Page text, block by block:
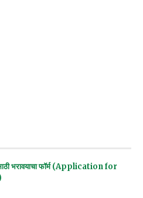
भरावयाचा फॉर्म (Application for